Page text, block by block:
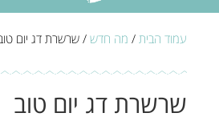
עמוד הבית/ מה חדש/ שרשרת דג יום טוב
שרשרת דג יום טוב